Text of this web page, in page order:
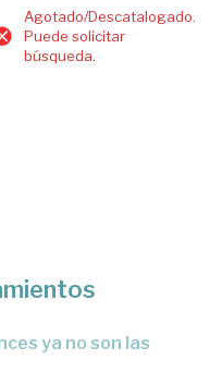
Agotado/Descatalogado.
Puede solicitar
búsqueda.